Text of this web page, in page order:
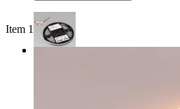
Item 1 of 3